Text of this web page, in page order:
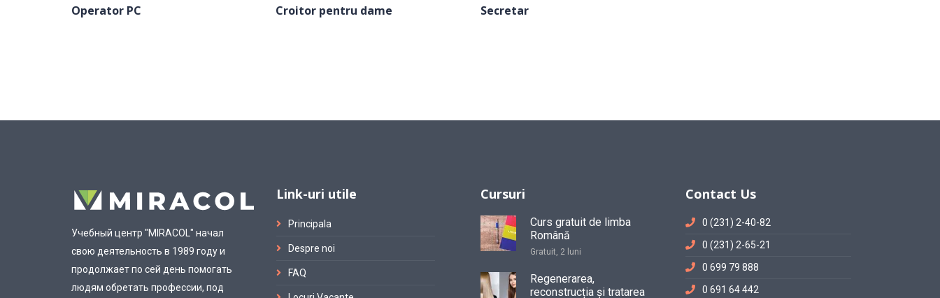
Operator PC Croitor pentru dame Secretar
Учебный центр "MIRACOL" начал
свою деятельность в 1989 году и
продолжает по сей день помогать
людям обретать профессии, под
Link-uri utile
Principala
Despre noi
FAQ
Cursuri
Curs gratuit de limba
Română
Gratuit, 2 luni
Regenerarea,
reconstrucția și tratarea
Contact Us
0 (231) 2-40-82
0 (231) 2-65-21
0 699 79 888
0 691 64 442